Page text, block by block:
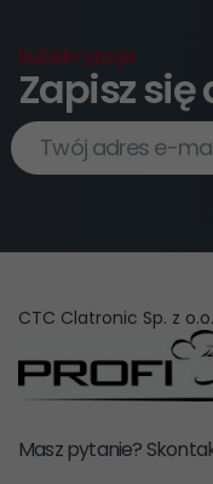
Subskrypcja
Zapisz
Twój adres e-
CTC Clatronic Sp. z o.o.
Masz pytanie?